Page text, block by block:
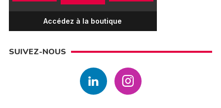
Accédez à la boutique
SUIVEZ-NOUS